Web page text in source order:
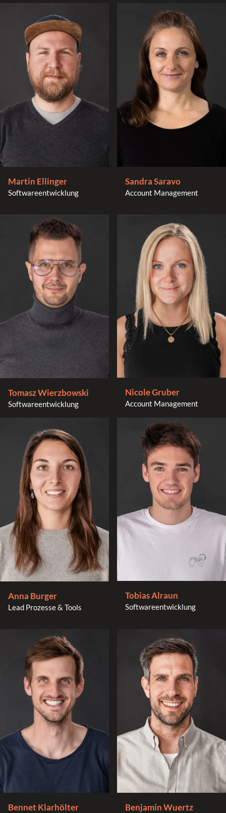
Martin Ellinger
Softwareentwicklung
Sandra Saravo
Account Management
Tomasz Wierzbowski
Softwareentwicklung
Nicole Gruber
Account Management
Anna Burger
Lead Prozesse & Tools
Tobias Alraun
Softwareentwicklung
Bennet Klarhölter Benjamin Wuertz